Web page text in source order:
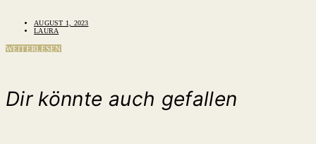
AUGUST 1, 2023
LAURA
WEITERLESEN
Dir könnte auch gefallen